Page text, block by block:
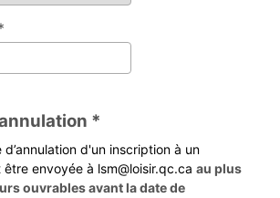
*
d'un inscription à un
envoyée à lsm@loisir.qc.ca au plus
ouvrables avant la date de